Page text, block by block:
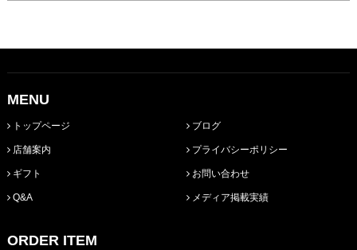
MENU
トップページ
店舗案内
ギフト
Q&A
ブログ
プライバシーポリシー
お問い合わせ
メディア掲載実績
ORDER ITEM